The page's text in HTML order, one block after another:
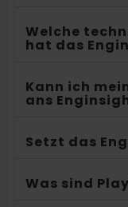
Welche
hat das
Kann ich
ans
Setzt das
Was sind